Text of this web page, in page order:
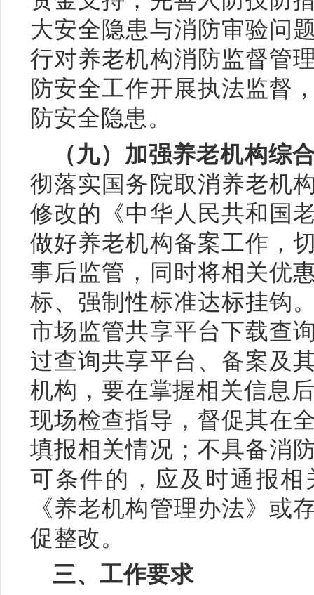
大安全隐患与消防审验问
行对养老机构消防监督管
防安全工作开展执法监督
防安全隐患。
（九）加强养老机构综
彻落实国务院取消养老机
修改的《中华人民共和国
做好养老机构备案工作，
事后监管，同时将相关优
标、强制性标准达标挂钩
市场监管共享平台下载查
过查询共享平台、备案及
机构，要在掌握相关信息
现场检查指导，督促其在
填报相关情况；不具备消
可条件的，应及时通报
《养老机构管理办法》或
促整改。
三、工作要求